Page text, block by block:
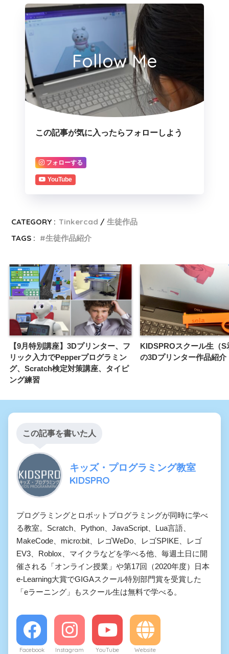
Follow Me
この記事が気に入ったらフォローしよう
フォローする
YouTube
CATEGORY : Tinkercad
生徒作品
TAGS :
生徒作品紹介
【9月特別講座】3Dプリンター、フ
リック入力でPepperプログラミン
グ、Scratch検定対策講座、タイピ
ング練習
KIDSPROスクール生（S
の3Dプリンター作品紹介
この記事を書いた人
キッズ・プログラミング教室
KIDSPRO
プログラミングとロボットプログラミングが同時に学べ
る教室。Scratch、Python、JavaScript、Lua言語、
MakeCode、micro:bit、レゴWeDo、レゴSPIKE、レゴ
EV3、Roblox、マイクラなどを学べる他、毎週土日に開
催される「オンライン授業」や第17回（2020年度）日本
e-Learning大賞でGIGAスクール特別部門賞を受賞した
「eラーニング」もスクール生は無料で学べる。
Facebook Instagram YouTube Website